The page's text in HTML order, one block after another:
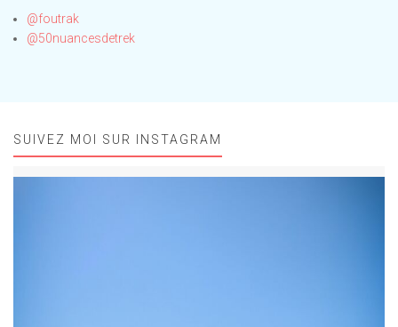
@foutrak
@50nuancesdetrek
SUIVEZ MOI SUR INSTAGRAM